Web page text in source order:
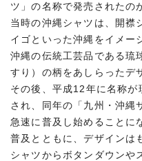
ツ」の名称で発売されたの
当時の沖縄シャツは、開襟
イゴといった沖縄をイメー
沖縄の伝統工芸品である琉
すり）の柄をあしらったデ
その後、平成12年に名称
され、同年の「九州・沖縄
急速に普及し始めることに
普及とともに、デザインは
シャツからボタンダウンや